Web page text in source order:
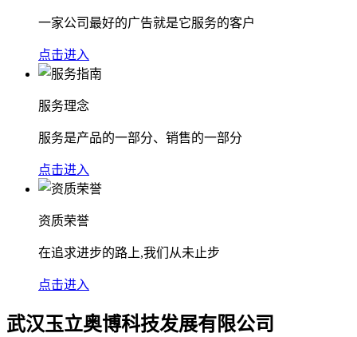
一家公司最好的广告就是它服务的客户
点击进入
服务理念
服务是产品的一部分、销售的一部分
点击进入
资质荣誉
在追求进步的路上,我们从未止步
点击进入
武汉玉立奥博科技发展有限公司